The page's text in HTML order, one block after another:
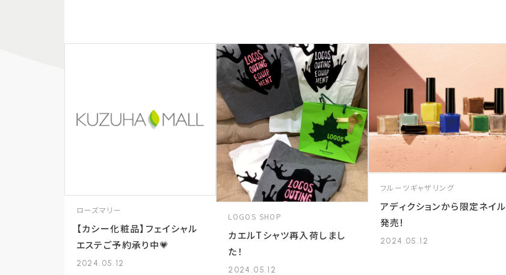
ローズマリー
【カシー化粧品】フェイシャル
エステご予約承り中💗
2024.05.12
LOGOS SHOP
カエルTシャツ再入荷しまし
た！
2024.05.12
フルーツギャザリング
アディクションから限定ネイル
発売!
2024.05.12